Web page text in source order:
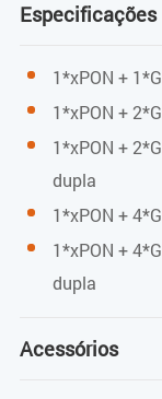
300M (2,4G)
Taxa máxima
867Mbps (5G)
Potência
17dBm
17dBm
Especificações
1*xPON +
1*xPON +
1*xPON +
dupla
1*xPON +
1*xPON +
dupla
Acessórios